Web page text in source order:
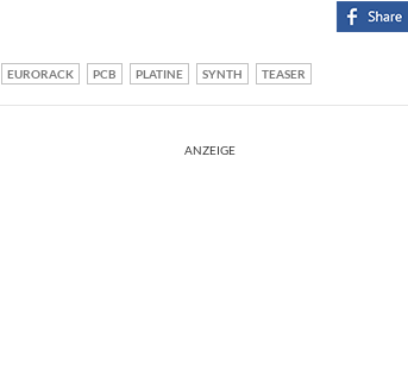
EURORACK PCB PLATINE SYNTH TEASER
ANZEIGE